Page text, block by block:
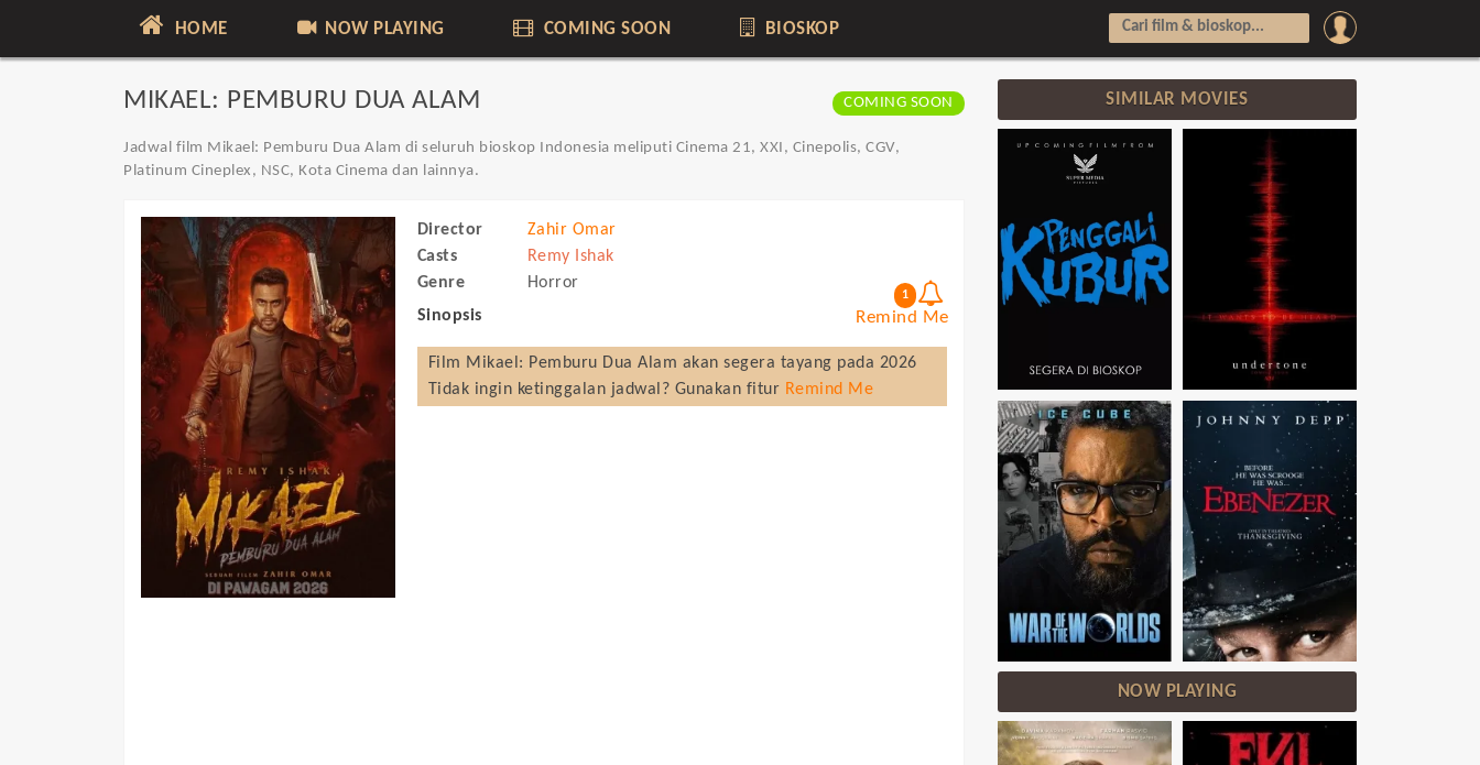
HOME NOW PLAYING COMING SOON BIOSKOP
MIKAEL: PEMBURU DUA ALAM COMING SOON
Jadwal film Mikael: Pemburu Dua Alam di seluruh bioskop Indonesia meliputi Cinema 21, XXI, Cinepolis, CGV,
Platinum Cineplex, NSC, Kota Cinema dan lainnya.
Director
Zahir Omar
Casts
Remy Ishak
Genre
Horror
1
Remind Me
Sinopsis
Film Mikael: Pemburu Dua Alam akan segera tayang pada 2026
Tidak ingin ketinggalan jadwal? Gunakan fitur Remind Me
SIMILAR MOVIES
NOW PLAYING